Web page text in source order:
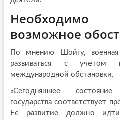
возможное
По мнению Шойгу,
развиваться с учетом
международной обстановки.
«Сегодняшнее
государства соответствует
Ее развитие должно